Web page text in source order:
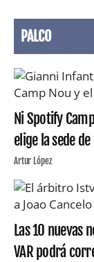
PALCO
Ni Spotify
elige la sede
Artur López
Las 10 nuevas
VAR podrá